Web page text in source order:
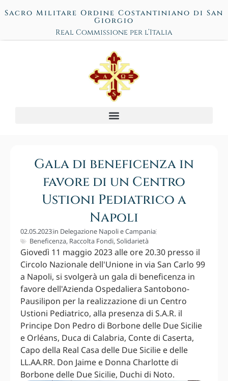
Sacro Militare Ordine Costantiniano di San
Giorgio
Real Commissione per l’Italia
Gala di beneficenza in
favore di un Centro
Ustioni Pediatrico a
Napoli
02.05.2023in Delegazione Napoli e Campania
Beneficenza, Raccolta Fondi,Solidarietà
Giovedì 11 maggio 2023 alle ore 20.30 presso il
Circolo Nazionale dell'Unione in via San Carlo 99
a Napoli, si svolgerà un gala di beneficenza in
favore dell'Azienda Ospedaliera Santobono-
Pausilipon per la realizzazione di un Centro
Ustioni Pediatrico, alla presenza di S.A.R. il
Principe Don Pedro di Borbone delle Due Sicilie
e Orléans, Duca di Calabria, Conte di Caserta,
Capo della Real Casa delle Due Sicilie e delle
LL.AA.RR. Don Jaime e Donna Charlotte di
Borbone delle Due Sicilie, Duchi di Noto.